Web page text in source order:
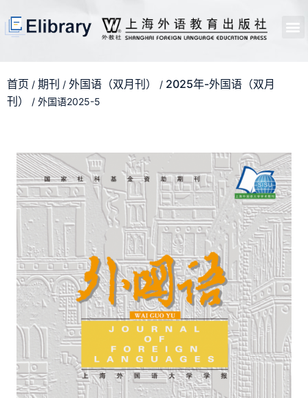
首页 / 期刊 / 外国语（双月刊） / 2025年-外国语（双月
刊）
/ 外国语2025-5